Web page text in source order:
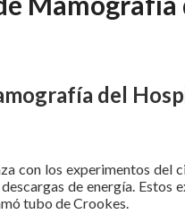
del
con los experimentos
de energía.
tubo de Crookes.